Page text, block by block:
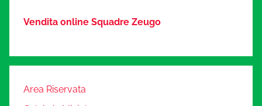
Vendita online Squadre Zeugo
Area Riservata